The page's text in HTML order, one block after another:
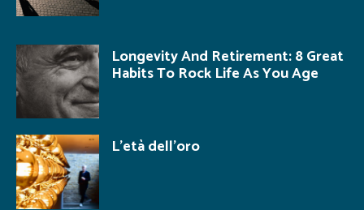
Longevity And Retirement: 8 Great
Habits To Rock Life As You Age
L’età dell’oro